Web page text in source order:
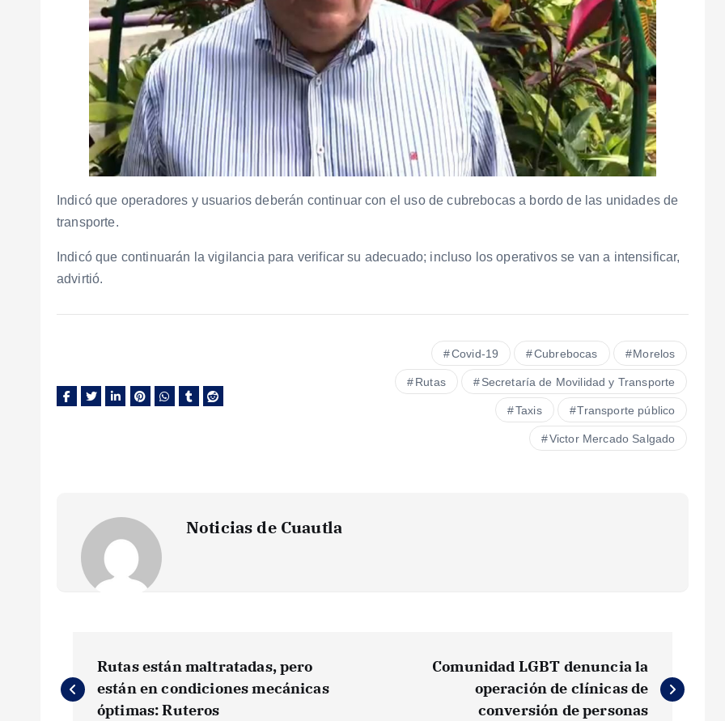
Indicó que operadores y usuarios deberán continuar con el uso de cubrebocas a bordo de las unidades de
transporte.
Indicó que continuarán la vigilancia para verificar su adecuado; incluso los operativos se van a intensificar,
advirtió.
Covid-19 Cubrebocas Morelos
Rutas Secretaría de Movilidad y Transporte
Taxis Transporte público
Victor Mercado Salgado
Noticias de Cuautla
a
Rutas están maltratadas, pero
están en condiciones mecánicas
óptimas: Ruteros
Comunidad LGBT denuncia la
operación de clínicas de
conversión de personas